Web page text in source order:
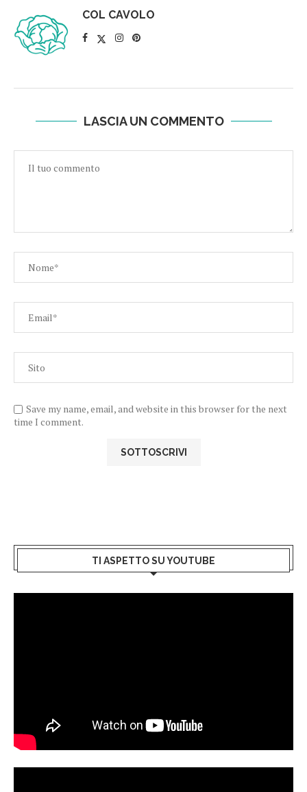
COL CAVOLO
LASCIA UN COMMENTO
Save my name, email, and website in this browser for the next
time I comment.
TI ASPETTO SU YOUTUBE